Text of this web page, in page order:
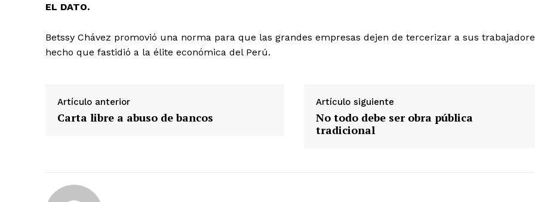
Nosotros
EL DATO.
Betssy Chávez promovió una norma para que las grandes empresas dejen de tercerizar a sus
hecho que fastidió a la élite económica del Perú.
Artículo anterior
Carta libre a abuso de bancos
Artículo siguiente
No todo debe ser obra pública
tradicional